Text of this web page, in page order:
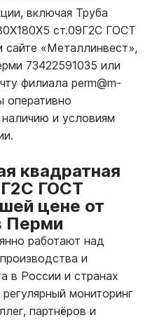
включая Труба
ст.09Г2С ГОСТ
«Металлинвест»,
73422591035 или
филиала perm@m-
и условиям
квадратная
ГОСТ
цене от
Перми
работают над
и
в России и странах
мониторинг
партнёров и